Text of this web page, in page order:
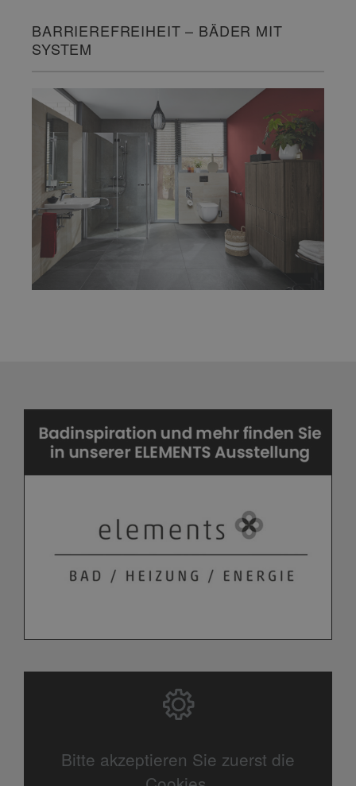
BARRIEREFREIHEIT – BÄDER MIT
SYSTEM
Bitte akzeptieren Sie zuerst die